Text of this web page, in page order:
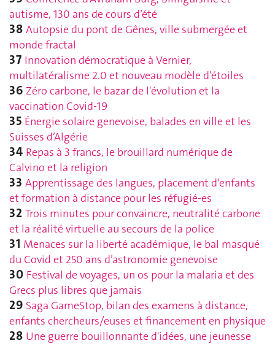
autisme, 130 ans de cours d’été
38 Autopsie du pont de Gênes, ville submergée et
monde fractal
37 Innovation démocratique à Vernier,
multilatéralisme 2.0 et nouveau modèle d’étoiles
36 Zéro carbone, le bazar de l'évolution et la
vaccination Covid-19
35 Énergie solaire genevoise, balades en ville et les
Suisses d’Algérie
34 Repas à 3 francs, le brouillard numérique de
Calvino et la religion
33 Apprentissage des langues, placement d’enfants
et formation à distance pour les réfugié-es
32 Trois minutes pour convaincre, neutralité carbone
et la réalité virtuelle au secours de la police
31 Menaces sur la liberté académique, le bal masqué
du Covid et 250 ans d’astronomie genevoise
30 Festival de voyages, un os pour la malaria et des
Grecs plus libres que jamais
29 Saga GameStop, bilan des examens à distance,
enfants chercheurs/euses et financement en physique
28 Une guerre bouillonnante d'idées, une jeunesse